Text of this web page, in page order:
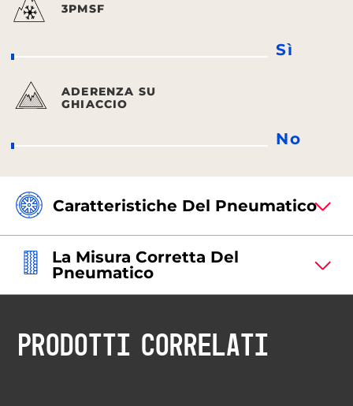
3PMSF
Sì
ADERENZA SU
GHIACCIO
No
Caratteristiche Del Pneumatico
La Misura Corretta Del
Pneumatico
PRODOTTI CORRELATI